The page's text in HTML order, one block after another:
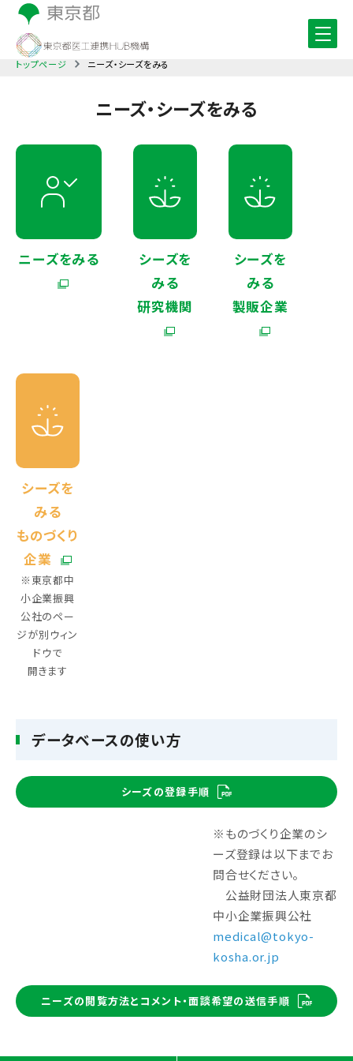
トップページ ニーズ・シーズをみる
ニーズ・シーズをみる
ニーズをみる
シーズを
みる
研究機関
シーズを
みる
製販企業
シーズを
みる
ものづくり
企業
※東京都中
小企業振興
公社のペー
ジが別ウィン
ドウで
開きます
データベースの使い方
シーズの登録手順
※ものづくり企業のシ
ーズ登録は以下までお
問合せください。
公益財団法人東京都
中小企業振興公社
medical@tokyo-
kosha.or.jp
ニーズの閲覧方法とコメント・面談希望の送信手順